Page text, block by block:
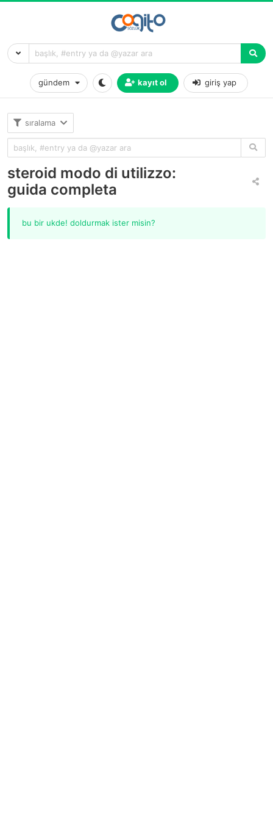
gündem kayıt ol giriş yap
sıralama
steroid modo di utilizzo:
guida completa
bu bir ukde! doldurmak ister misin?